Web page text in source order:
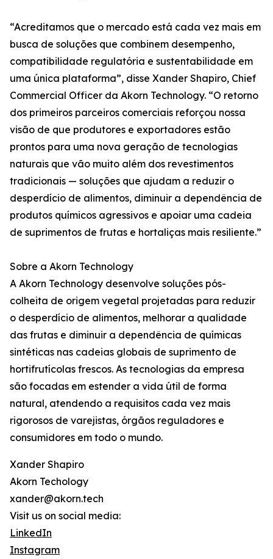
“Acreditamos que o mercado está cada vez mais em
busca de soluções que combinem desempenho,
compatibilidade regulatória e sustentabilidade em
uma única plataforma”, disse Xander Shapiro, Chief
Commercial Officer da Akorn Technology. “O retorno
dos primeiros parceiros comerciais reforçou nossa
visão de que produtores e exportadores estão
prontos para uma nova geração de tecnologias
naturais que vão muito além dos revestimentos
tradicionais — soluções que ajudam a reduzir o
desperdício de alimentos, diminuir a dependência de
produtos químicos agressivos e apoiar uma cadeia
de suprimentos de frutas e hortaliças mais resiliente.”
Sobre a Akorn Technology
A Akorn Technology desenvolve soluções pós-
colheita de origem vegetal projetadas para reduzir
o desperdício de alimentos, melhorar a qualidade
das frutas e diminuir a dependência de químicas
sintéticas nas cadeias globais de suprimento de
hortifrutícolas frescos. As tecnologias da empresa
são focadas em estender a vida útil de forma
natural, atendendo a requisitos cada vez mais
rigorosos de varejistas, órgãos reguladores e
consumidores em todo o mundo.
Xander Shapiro
Akorn Techology
xander@akorn.tech
Visit us on social media:
LinkedIn
Instagram